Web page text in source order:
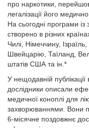
про наркотики,
легалізації його
На сьогодні програми
створено в різних
Чилі, Німеччину,
Швейцарію, Таїланд,
штатів США та ін.*
У нещодавній
дослідники описали
медичної коноплі для
захворюваннями. Вони
6-місячне поздовжнє